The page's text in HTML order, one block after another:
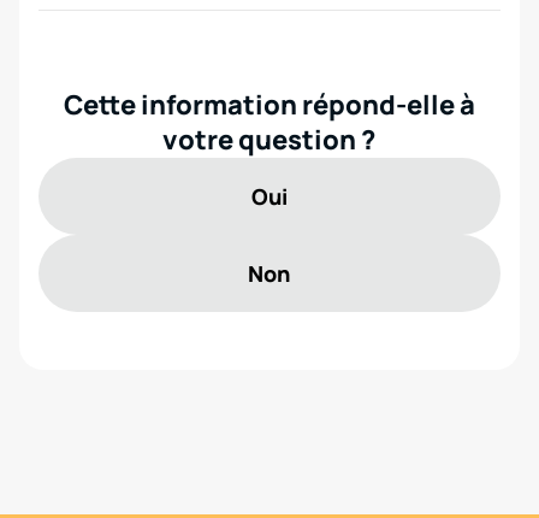
Cette information répond-elle à
votre question ?
Oui
Non